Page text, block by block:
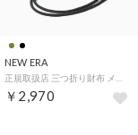
NEW ERA
￥2,970